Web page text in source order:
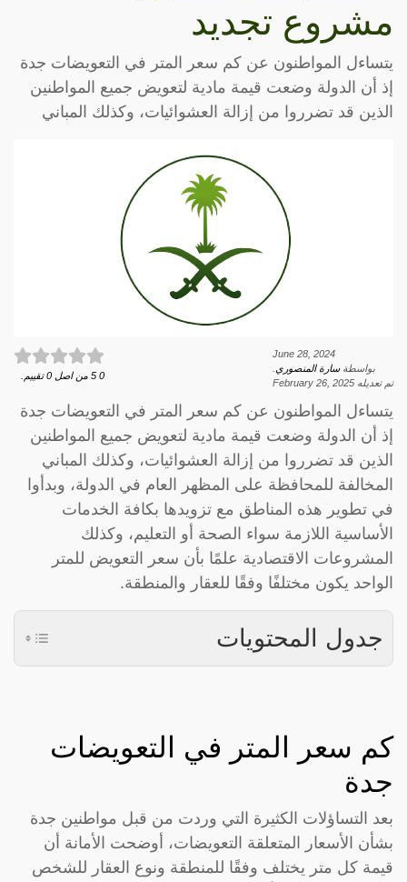
مشروع تجديد
يتساءل المواطنون عن كم سعر المتر في التعويضات جدة
إذ أن الدولة وضعت قيمة مادية لتعويض جميع المواطنين
الذين قد تضرروا من إزالة العشوائيات، وكذلك المباني
June 28, 2024
بواسطةسارة المنصوري
تم تعديله February 26, 2025
0
5 من اصل 0 تقييم.
يتساءل المواطنون عن كم سعر المتر في التعويضات جدة
إذ أن الدولة وضعت قيمة مادية لتعويض جميع المواطنين
الذين قد تضرروا من إزالة العشوائيات، وكذلك المباني
المخالفة للمحافظة على المظهر العام في الدولة، وبدأوا
في تطوير هذه المناطق مع تزويدها بكافة الخدمات
الأساسية اللازمة سواء الصحة أو التعليم، وكذلك
المشروعات الاقتصادية علمًا بأن سعر التعويض للمتر
الواحد يكون مختلفًا وفقًا للعقار والمنطقة.
جدول المحتويات
كم سعر المتر في التعويضات
جدة
بعد التساؤلات الكثيرة التي وردت من قبل مواطنين جدة
بشأن الأسعار المتعلقة التعويضات، أوضحت الأمانة أن
قيمة كل متر يختلف وفقًا للمنطقة ونوع العقار للشخص